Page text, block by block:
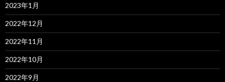
2023年1月
2022年12月
2022年11月
2022年10月
2022年9月